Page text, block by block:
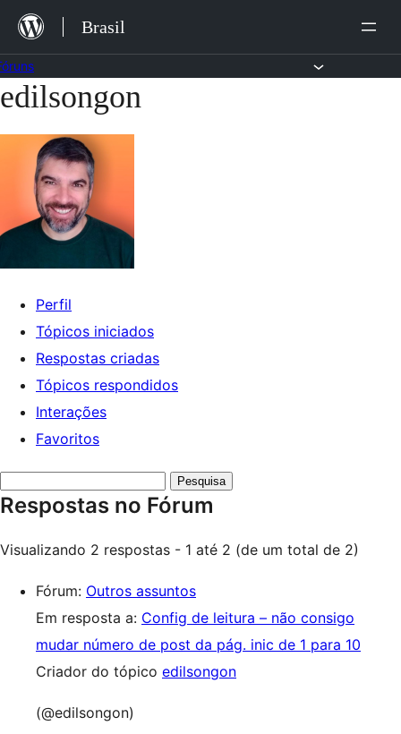
para
o
conteúdo
Brasil
Pular
conteúdo
edilsongon
Perfil
Tópicos iniciados
Respostas criadas
Tópicos respondidos
Interações
Favoritos
respostas:
Respostas no Fórum
Visualizando 2 respostas - 1 até 2 (de um total de 2)
Fórum: Outros assuntos
Em resposta a: Config de leitura – não consigo
mudar número de post da pág. inic de 1 para 10
Criador do tópico edilsongon
(@edilsongon)